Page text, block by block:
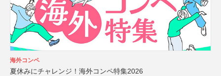
海外コンペ
夏休みにチャレンジ！海外コンペ特集2026